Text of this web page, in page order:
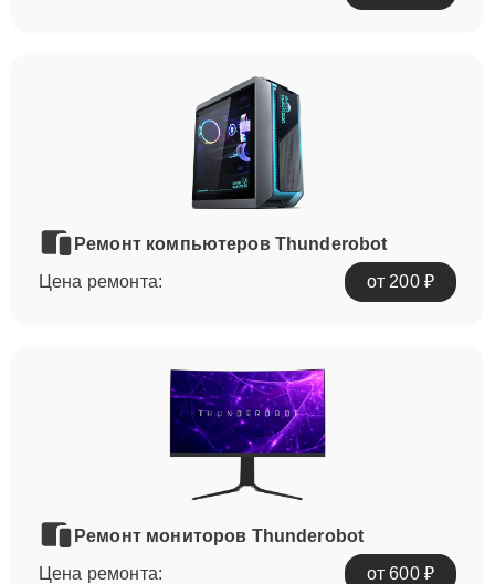
Ремонт компьютеров Thunderobot
Цена ремонта:
от 200 ₽
Ремонт мониторов Thunderobot
Цена ремонта:
от 600 ₽